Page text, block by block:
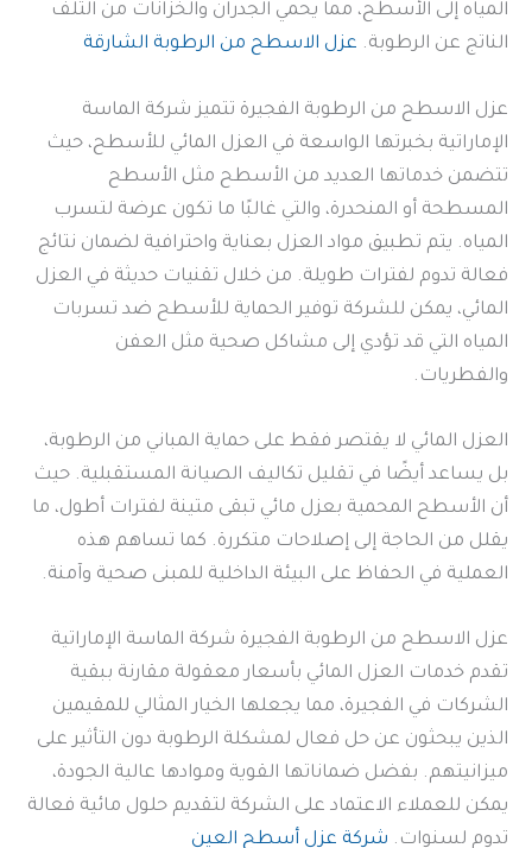
المياه إلى الأسطح، مما يحمي الجدران والخزانات من التلف
الناتج عن الرطوبة. عزل الاسطح من الرطوبة الشارقة
عزل الاسطح من الرطوبة الفجيرة تتميز شركة الماسة
الإماراتية بخبرتها الواسعة في العزل المائي للأسطح، حيث
تتضمن خدماتها العديد من الأسطح مثل الأسطح
المسطحة أو المنحدرة، والتي غالبًا ما تكون عرضة لتسرب
المياه. يتم تطبيق مواد العزل بعناية واحترافية لضمان نتائج
فعالة تدوم لفترات طويلة. من خلال تقنيات حديثة في العزل
المائي، يمكن للشركة توفير الحماية للأسطح ضد تسربات
المياه التي قد تؤدي إلى مشاكل صحية مثل العفن
والفطريات.
العزل المائي لا يقتصر فقط على حماية المباني من الرطوبة،
بل يساعد أيضًا في تقليل تكاليف الصيانة المستقبلية. حيث
أن الأسطح المحمية بعزل مائي تبقى متينة لفترات أطول، ما
يقلل من الحاجة إلى إصلاحات متكررة. كما تساهم هذه
العملية في الحفاظ على البيئة الداخلية للمبنى صحية وآمنة.
عزل الاسطح من الرطوبة الفجيرة شركة الماسة الإماراتية
تقدم خدمات العزل المائي بأسعار معقولة مقارنة ببقية
الشركات في الفجيرة، مما يجعلها الخيار المثالي للمقيمين
الذين يبحثون عن حل فعال لمشكلة الرطوبة دون التأثير على
ميزانيتهم. بفضل ضماناتها القوية وموادها عالية الجودة،
يمكن للعملاء الاعتماد على الشركة لتقديم حلول مائية فعالة
تدوم لسنوات. شركة عزل أسطح العين